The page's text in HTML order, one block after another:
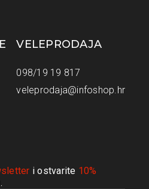
VELEPRODAJA
098/19 19 817
veleprodaja@infoshop.hr
i ostvarite 10%